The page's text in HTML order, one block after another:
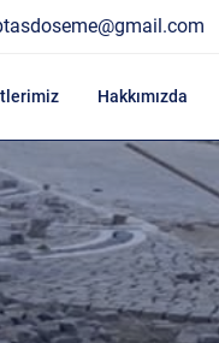
Hakkımızda